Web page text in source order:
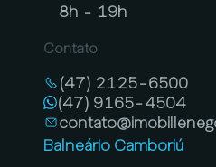
8h - 19h
Contato
(47) 2125-6500
(47) 9165-4504
Balneário Camboriú